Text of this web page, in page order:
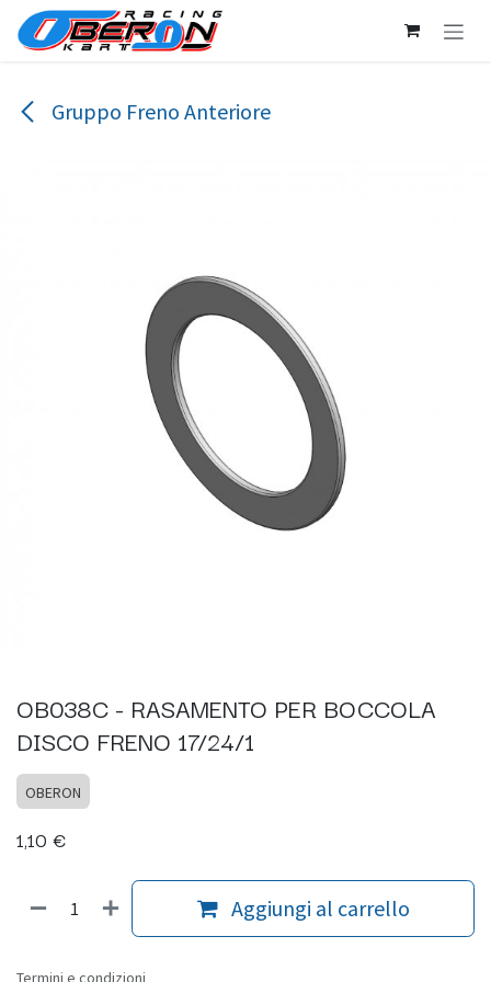
Passa al contenuto
Gruppo Freno Anteriore
OB038C - RASAMENTO PER BOCCOLA
DISCO FRENO 17/24/1
OBERON
1,10 €
Aggiungi al carrello
Termini e condizioni